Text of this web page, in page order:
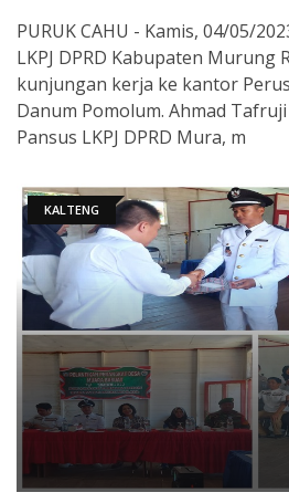
PURUK CAHU - Kamis, 04/05/
LKPJ DPRD Kabupaten Murung
kunjungan kerja ke kantor
Danum Pomolum. Ahmad
Pansus LKPJ DPRD Mura, m
KALTENG